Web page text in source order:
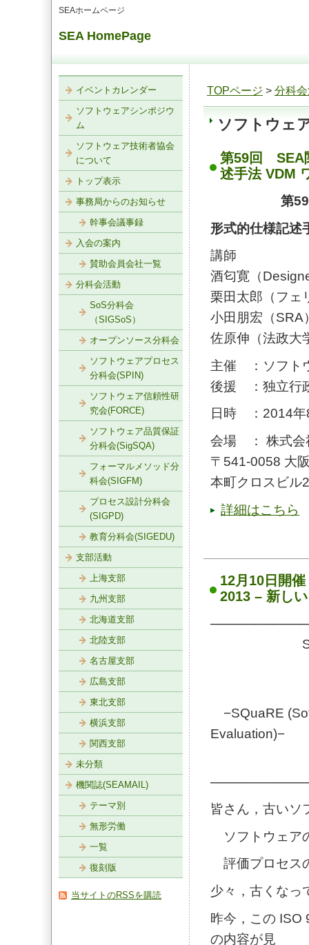
SEAホームページ
SEA HomePage
TOPページ > 分科
ソフトウェ
第59回 SEA
述手法 VDM
第
形式的仕様記述
講師
酒匂寛（
栗田太郎（フェ
小田朋宏（SRA
佐原伸（法政大
主催 ：ソフト
後援 ：独立行
日時 ：2014年
会場 ： 株式会
〒541-0058 大
本町クロスビル
詳細はこちら
12月10日開
2013 – 新し
SEA
−SQuaRE
Evaluation)−
皆さん，古いソ
ソフトウェア
評価プロセス
少々，古くなっ
昨今，この ISO
の内容が見
イベントカレンダー
ソフトウェアシンポジウ
ム
ソフトウェア技術者協会
について
トップ表示
事務局からのお知らせ
幹事会議事録
入会の案内
賛助会員会社一覧
分科会活動
SoS分科会
（SIGSoS）
オープンソース分科会
ソフトウェアプロセス
分科会(SPIN)
ソフトウェア信頼性研
究会(FORCE)
ソフトウェア品質保証
分科会(SigSQA)
フォーマルメソッド分
科会(SIGFM)
プロセス設計分科会
(SIGPD)
教育分科会(SIGEDU)
支部活動
上海支部
九州支部
北海道支部
北陸支部
名古屋支部
広島支部
東北支部
横浜支部
関西支部
未分類
機関誌(SEAMAIL)
テーマ別
無形労働
一覧
復刻版
当サイトのRSSを購読